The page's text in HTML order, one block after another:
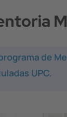
de
UPC.